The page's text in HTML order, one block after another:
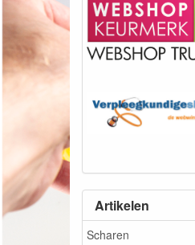
Artikelen
Scharen